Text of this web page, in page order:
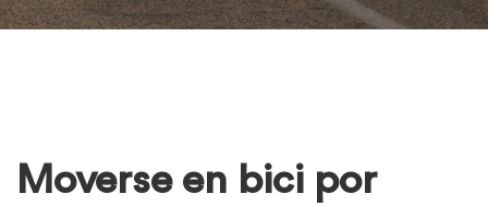
Moverse en bici por